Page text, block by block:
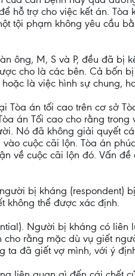
hỗ trợ cho việc kết án.
tội phạm không yêu cầu
ông, M, S và P, đều đã
cho là các bên. Cả bốn
là việc hình sự chung,
Tòa án tối cao trên cơ sở
án Tối cao cho rằng
Nó đã không giải quyết
cuộc cãi lộn. Tòa án
về cuộc cãi lộn đó. Vấn
người bị kháng
không thể được xác định.
Người bị kháng có
rằng mặc dù vụ giết
ta đã giết vợ mình, với ý